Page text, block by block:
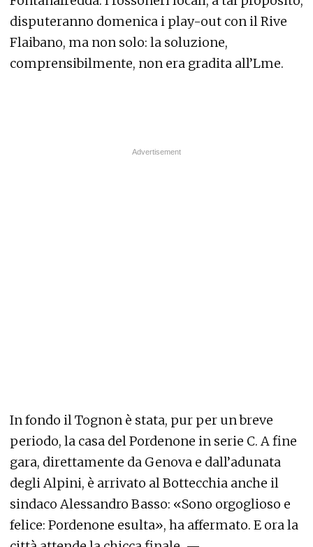
disputeranno domenica i play-out con il Rive
Flaibano, ma non solo: la soluzione,
comprensibilmente, non era gradita all’Lme.
In fondo il Tognon è stata, pur per un breve
periodo, la casa del Pordenone in serie C. A fine
gara, direttamente da Genova e dall’adunata
degli Alpini, è arrivato al Bottecchia anche il
sindaco Alessandro Basso: «Sono orgoglioso e
felice: Pordenone esulta», ha affermato. E ora la